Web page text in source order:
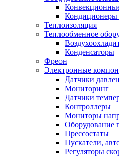
Теплоизоляция
Теплообменное
Конденсаторы
Фреон
Электронные
Датчики
Мониторинг
Датчики
Контроллеры
Мониторы
Оборудование
Прессостаты
Пускатели,
Регуляторы